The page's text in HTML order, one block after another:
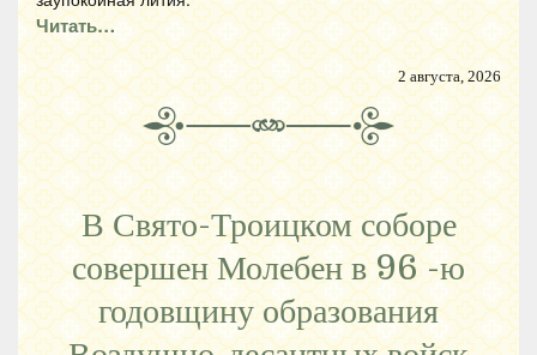
Читать…
2 августа, 2026
В Свято-Троицком соборе
совершен Молебен в 96 -ю
годовщину образования